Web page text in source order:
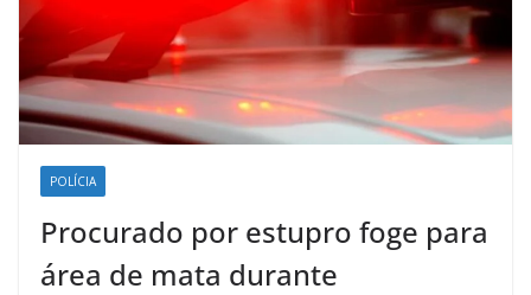
POLÍCIA
Procurado por estupro foge para
área de mata durante